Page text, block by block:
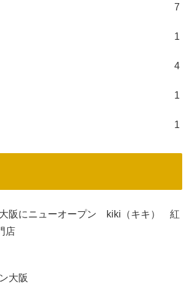
7
1
4
1
1
大阪にニューオープン kiki（キキ） 紅
店
大阪